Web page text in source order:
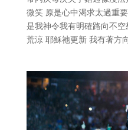
微笑 原是心中渴求太過重
是我神令我有明確路向不
荒涼 耶穌祂更新 我有著方